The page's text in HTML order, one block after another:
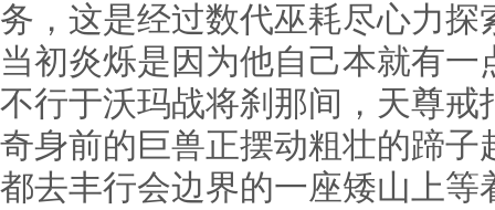
务，这是经过数代巫耗尽心力
当初炎烁是因为他自己本就有
不行于沃玛战将刹那间，天尊
奇身前的巨兽正摆动粗壮的蹄
都去丰行会边界的一座矮山上